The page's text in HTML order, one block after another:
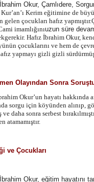
Okur, Çamlıdere,
Kerim eğitimine de
gelen çocukları hafız yapmıştır.
imamlığınıuzun süre
gerekir. Hafız İbrahim Okur,
çocuklarını ve hem de
yapmayı gizli gizli
Olayından Sonra
Okur’un hayatı
sorgu için köyünden alınıp,
daha sonra serbest
atamamıştır.
ve Çocukları
Okur, eğitim hayatını